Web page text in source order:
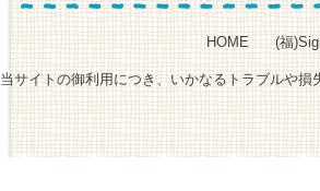
HOME (福
当サイトの御利用につき、いかなるトラブルや